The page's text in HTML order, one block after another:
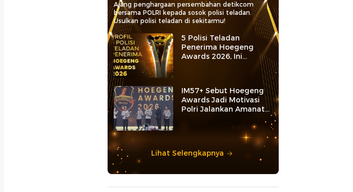
Ajang penghargaan persembahan detikcom
bersama POLRI kepada sosok polisi teladan.
Usulkan polisi teladan di sekitarmu!
5 Polisi Teladan
Penerima Hoegeng
Awards 2026, Ini
Kategori dan Kiprahnya
IM57+ Sebut Hoegeng
Awards Jadi Motivasi
Polri Jalankan Amanat
Lihat Selengkapnya